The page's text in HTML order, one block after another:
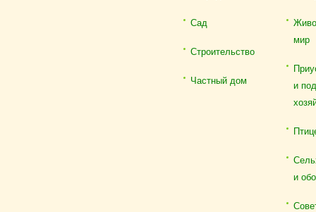
Сад
Строительство
Частный дом
мир
и
и